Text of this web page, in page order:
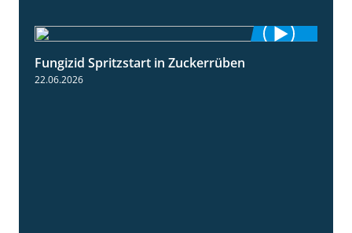
Fungizid Spritzstart in Zuckerrüben
22.06.2026